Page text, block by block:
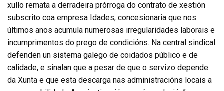
xullo remata a derradeira prórroga do contrato de xestión
subscrito coa empresa Idades, concesionaria que nos
últimos anos acumula numerosas irregularidades laborais e
incumprimentos do prego de condicións. Na central sindical
defenden un sistema galego de coidados público e de
calidade, e sinalan que a pesar de que o servizo depende
da Xunta e que esta descarga nas administracións locais a